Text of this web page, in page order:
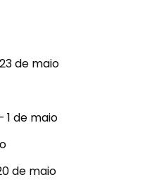
de maio
1 de maio
de maio